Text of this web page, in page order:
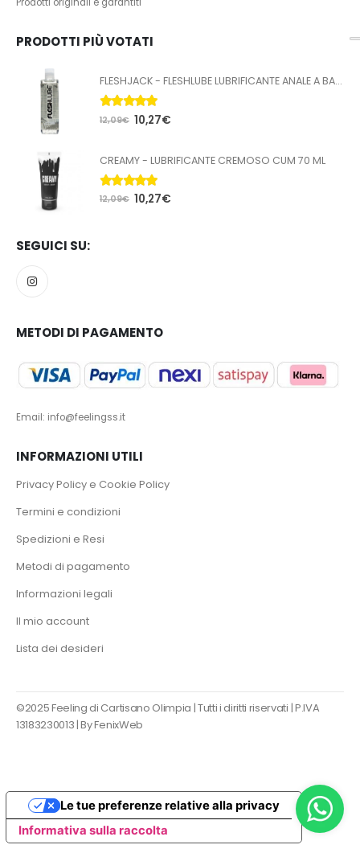
PRODOTTI PIÙ VOTATI
FLESHJACK - FLESHLUBE LUBRIFICANTE ANALE A BASE ACQUA 100 ML
5.00Su 5
12,09€ 10,27€
CREAMY - LUBRIFICANTE CREMOSO CUM 70 ML
5.00Su 5
12,09€ 10,27€
SEGUICI SU:
METODI DI PAGAMENTO
Email: info@feelingss.it
INFORMAZIONI UTILI
Privacy Policy e Cookie Policy
Termini e condizioni
Spedizioni e Resi
Metodi di pagamento
Informazioni legali
Il mio account
Lista dei desideri
©2025 Feeling di Cartisano Olimpia | Tutti i diritti riservati | P.IVA
13183230013 |By FenixWeb
Informativa sulla raccolta
Le tue preferenze relative alla privacy